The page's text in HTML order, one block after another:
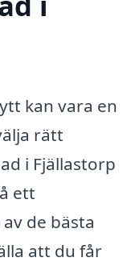
kan vara en
rätt
i Fjällastorp
ett
de bästa
att du får